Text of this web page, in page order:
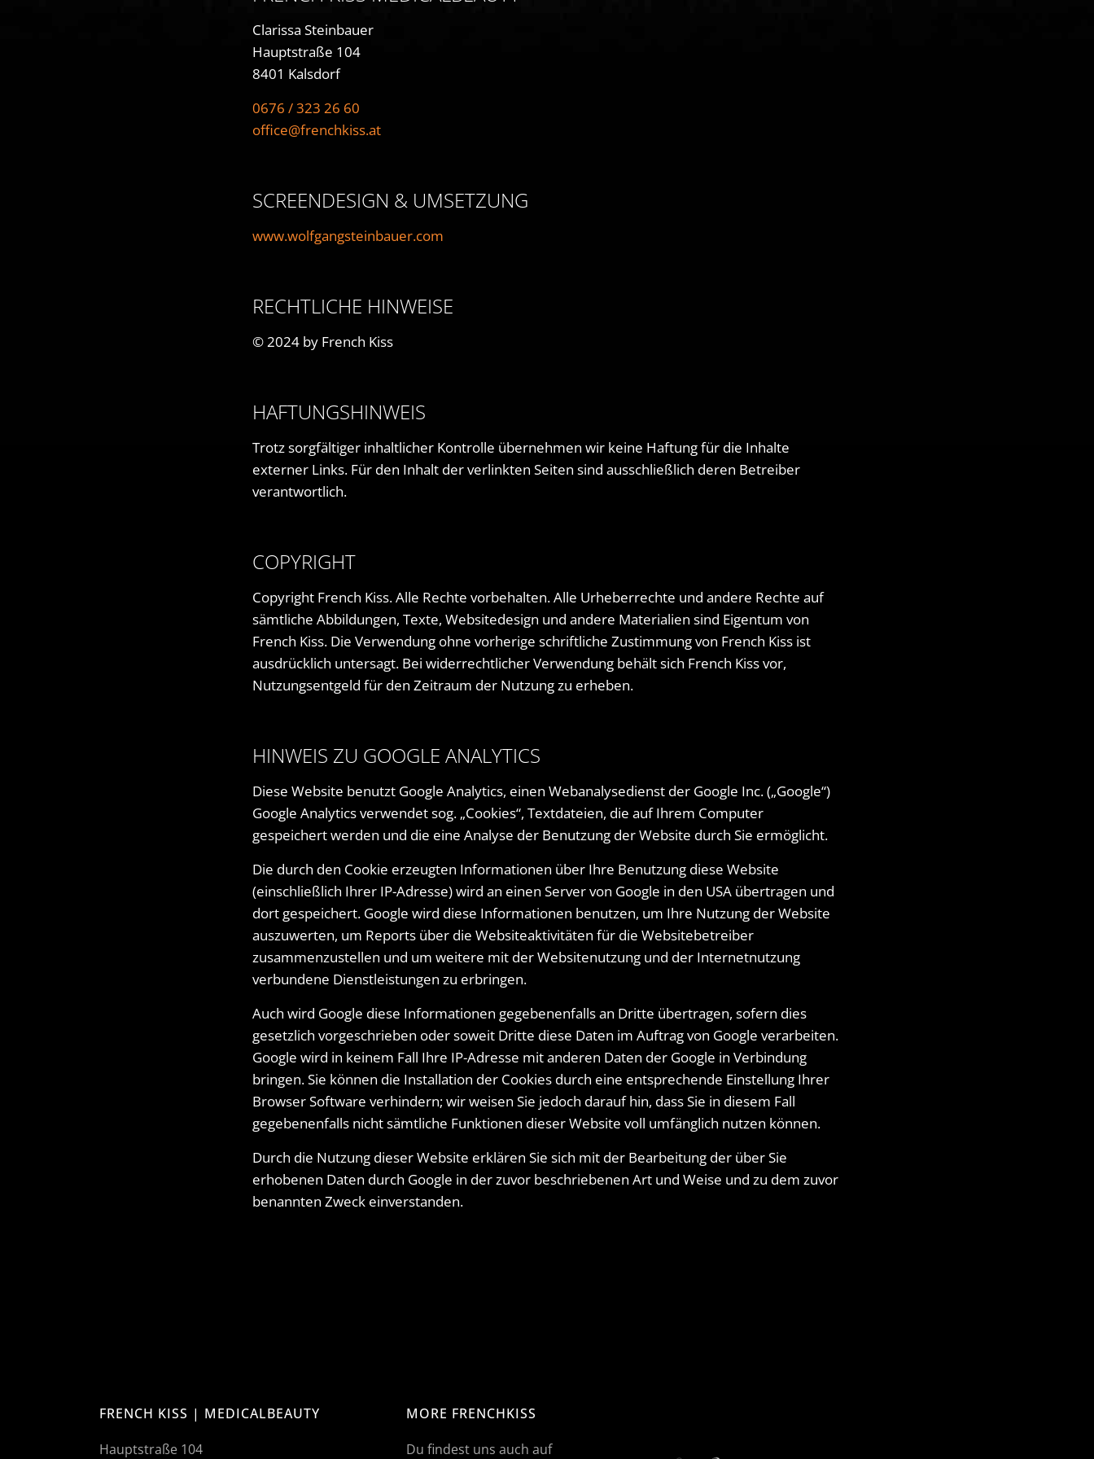
Clarissa Steinbauer
Hauptstraße 104
8401 Kalsdorf
0676 / 323 26 60
office@frenchkiss.at
SCREENDESIGN & UMSETZUNG
www.wolfgangsteinbauer.com
RECHTLICHE HINWEISE
© 2024 by French Kiss
HAFTUNGSHINWEIS
Trotz sorgfältiger inhaltlicher Kontrolle übernehmen wir keine Haftung für die Inhalte
externer Links. Für den Inhalt der verlinkten Seiten sind ausschließlich deren Betreiber
verantwortlich.
COPYRIGHT
Copyright French Kiss. Alle Rechte vorbehalten. Alle Urheberrechte und andere Rechte auf
sämtliche Abbildungen, Texte, Websitedesign und andere Materialien sind Eigentum von
French Kiss. Die Verwendung ohne vorherige schriftliche Zustimmung von French Kiss ist
ausdrücklich untersagt. Bei widerrechtlicher Verwendung behält sich French Kiss vor,
Nutzungsentgeld für den Zeitraum der Nutzung zu erheben.
HINWEIS ZU GOOGLE ANALYTICS
Diese Website benutzt Google Analytics, einen Webanalysedienst der Google Inc. („Google“)
Google Analytics verwendet sog. „Cookies“, Textdateien, die auf Ihrem Computer
gespeichert werden und die eine Analyse der Benutzung der Website durch Sie ermöglicht.
Die durch den Cookie erzeugten Informationen über Ihre Benutzung diese Website
(einschließlich Ihrer IP-Adresse) wird an einen Server von Google in den USA übertragen und
dort gespeichert. Google wird diese Informationen benutzen, um Ihre Nutzung der Website
auszuwerten, um Reports über die Websiteaktivitäten für die Websitebetreiber
zusammenzustellen und um weitere mit der Websitenutzung und der Internetnutzung
verbundene Dienstleistungen zu erbringen.
Auch wird Google diese Informationen gegebenenfalls an Dritte übertragen, sofern dies
gesetzlich vorgeschrieben oder soweit Dritte diese Daten im Auftrag von Google verarbeiten.
Google wird in keinem Fall Ihre IP-Adresse mit anderen Daten der Google in Verbindung
bringen. Sie können die Installation der Cookies durch eine entsprechende Einstellung Ihrer
Browser Software verhindern; wir weisen Sie jedoch darauf hin, dass Sie in diesem Fall
gegebenenfalls nicht sämtliche Funktionen dieser Website voll umfänglich nutzen können.
Durch die Nutzung dieser Website erklären Sie sich mit der Bearbeitung der über Sie
erhobenen Daten durch Google in der zuvor beschriebenen Art und Weise und zu dem zuvor
benannten Zweck einverstanden.
FRENCH KISS | MEDICALBEAUTY
Hauptstraße 104
MORE FRENCHKISS
Du findest uns auch auf